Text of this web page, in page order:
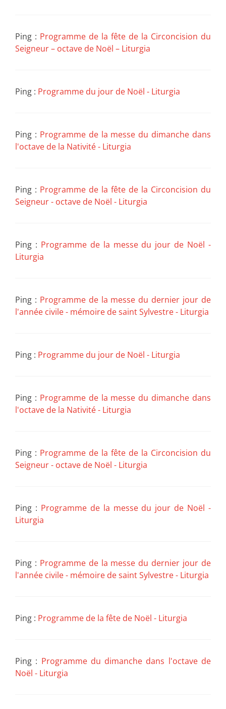
Ping : Programme de la fête de la Circoncision du
Seigneur – octave de Noël – Liturgia
Ping : Programme du jour de Noël - Liturgia
Ping : Programme de la messe du dimanche dans
l'octave de la Nativité - Liturgia
Ping : Programme de la fête de la Circoncision du
Seigneur - octave de Noël - Liturgia
Ping : Programme de la messe du jour de Noël -
Liturgia
Ping : Programme de la messe du dernier jour de
l'année civile - mémoire de saint Sylvestre - Liturgia
Ping : Programme du jour de Noël - Liturgia
Ping : Programme de la messe du dimanche dans
l'octave de la Nativité - Liturgia
Ping : Programme de la fête de la Circoncision du
Seigneur - octave de Noël - Liturgia
Ping : Programme de la messe du jour de Noël -
Liturgia
Ping : Programme de la messe du dernier jour de
l'année civile - mémoire de saint Sylvestre - Liturgia
Ping : Programme de la fête de Noël - Liturgia
Ping : Programme du dimanche dans l'octave de
Noël - Liturgia